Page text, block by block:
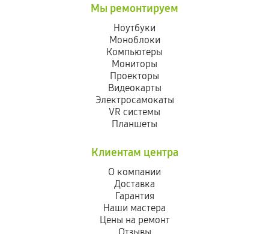
Мы ремонтируем
Ноутбуки
Моноблоки
Компьютеры
Мониторы
Проекторы
Видеокарты
Электросамокаты
VR системы
Планшеты
Клиентам центра
О компании
Доставка
Гарантия
Наши мастера
Цены на ремонт